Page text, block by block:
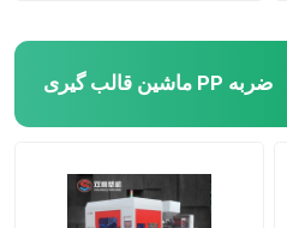
ماشین قالب گیری PP ضربه